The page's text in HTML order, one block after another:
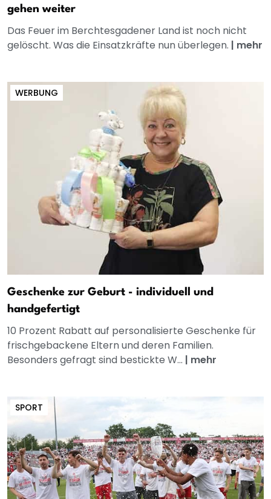
gehen weiter
Das Feuer im Berchtesgadener Land ist noch nicht
gelöscht. Was die Einsatzkräfte nun überlegen. | mehr
WERBUNG
Geschenke zur Geburt - individuell und
handgefertigt
10 Prozent Rabatt auf personalisierte Geschenke für
frischgebackene Eltern und deren Familien.
Besonders gefragt sind bestickte W... | mehr
SPORT